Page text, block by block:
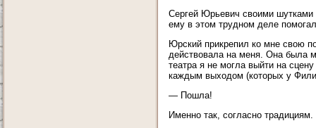
Сергей Юрьевич своими
ему в этом трудном деле
Юрский прикрепил ко мне свою
действовала на меня. Она была
театра я не могла выйти на
каждым выходом (которых у
— Пошла!
Именно так, согласно традициям.